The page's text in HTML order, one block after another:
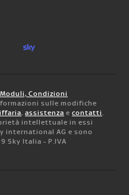
Moduli, Condizioni
sulle modifiche
, assistenza e contatti.
intellettuale in essi
international AG e sono
Sky Italia - P.IVA